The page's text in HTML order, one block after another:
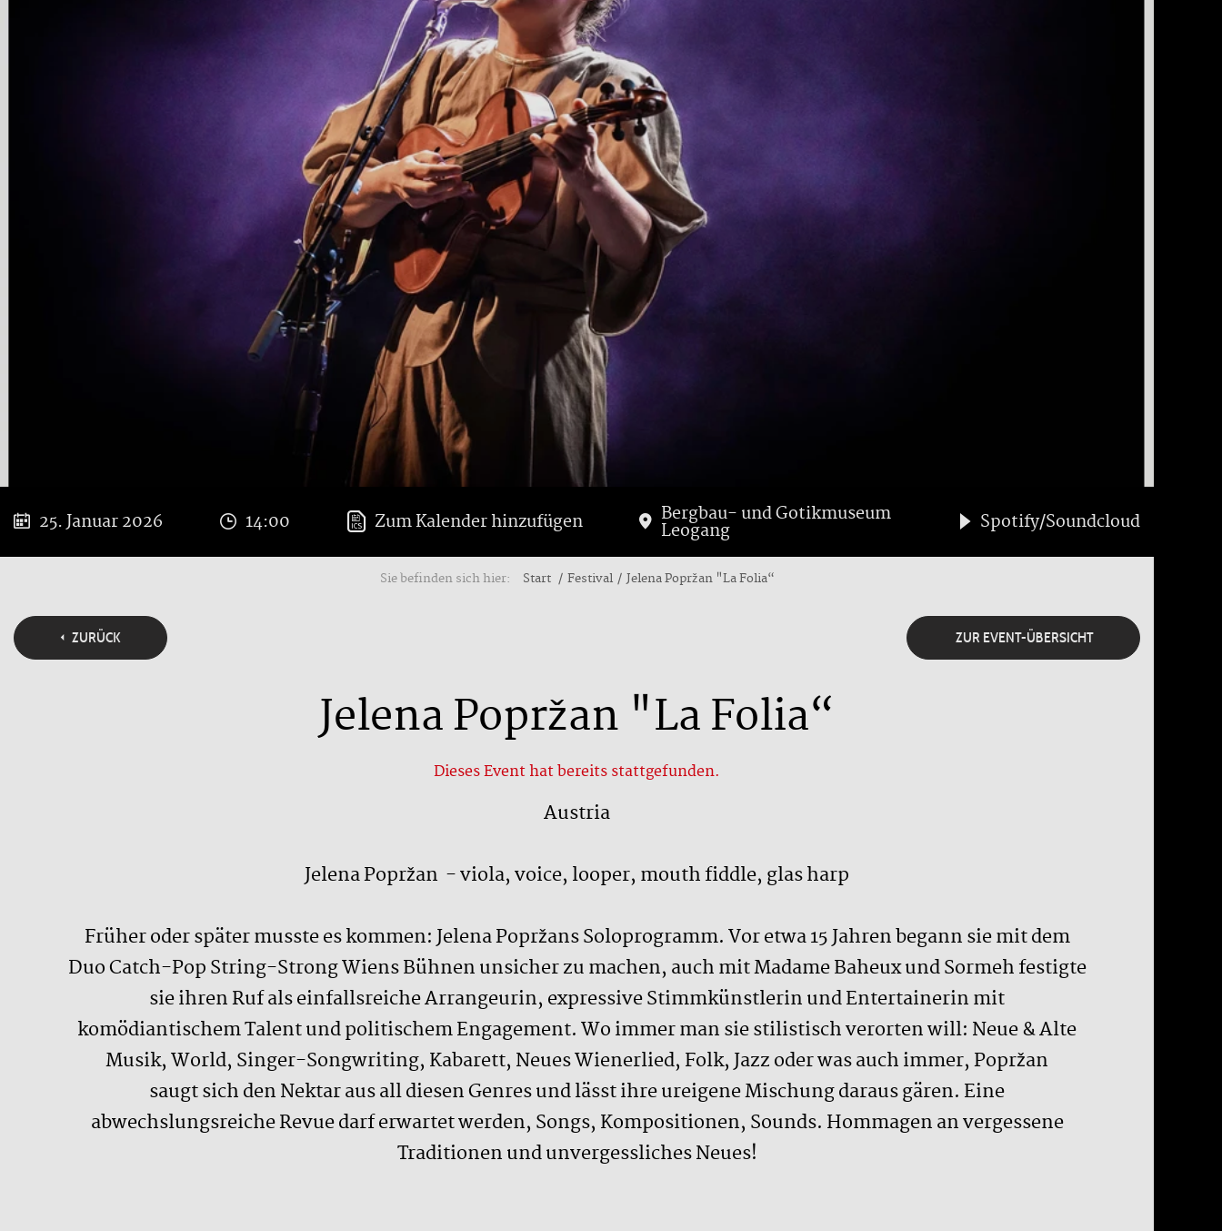
25. Januar 2026 14:00 Zum Kalender hinzufügen Bergbau- und Gotikmuseum
Leogang Spotify/Soundcloud
Sie befinden sich hier: Start Festival Jelena Popržan "La Folia“
ZURÜCK ZUR EVENT-ÜBERSICHT
Jelena Popržan "La Folia“
Dieses Event hat bereits stattgefunden.
Austria
Jelena Popržan - viola, voice, looper, mouth fiddle, glas harp
Früher oder später musste es kommen: Jelena Popržans Soloprogramm. Vor etwa 15 Jahren begann sie mit dem
Duo Catch-Pop String-Strong Wiens Bühnen unsicher zu machen, auch mit Madame Baheux und Sormeh festigte
sie ihren Ruf als einfallsreiche Arrangeurin, expressive Stimmkünstlerin und Entertainerin mit
komödiantischem Talent und politischem Engagement. Wo immer man sie stilistisch verorten will: Neue & Alte
Musik, World, Singer-Songwriting, Kabarett, Neues Wienerlied, Folk, Jazz oder was auch immer, Popržan
saugt sich den Nektar aus all diesen Genres und lässt ihre ureigene Mischung daraus gären. Eine
abwechslungsreiche Revue darf erwartet werden, Songs, Kompositionen, Sounds. Hommagen an vergessene
Traditionen und unvergessliches Neues!